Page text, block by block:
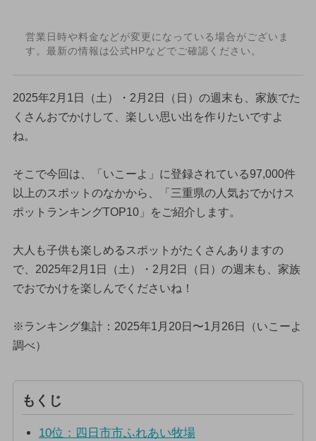
営業日時や料金などが変更になっている場合がございま
す。最新の情報は公式HPなどでご確認ください。
2025年2月1日（土）・2月2日（日）の週末も、家族でた
くさんおでかけして、楽しい思い出を作りたいですよ
ね。
そこで今回は、「いこーよ」に登録されている97,000件
以上のスポットのなかから、「三重県の人気おでかけス
ポットランキングTOP10」をご紹介します。
大人も子供も楽しめるスポットがたくさんありますの
で、2025年2月1日（土）・2月2日（日）の週末も、家族
でおでかけを楽しんでくださいね！
※ランキング集計：2025年1月20日〜1月26日（いこーよ
調べ）
もくじ
10位：四日市市ふれあい牧場